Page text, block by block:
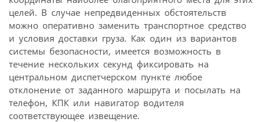
целей. В случае непредвиденных обстоятельств
можно оперативно заменить транспортное средство
и условия доставки груза. Как один из вариантов
системы безопасности, имеется возможность в
течение нескольких секунд фиксировать на
центральном диспетчерском пункте любое
отклонение от заданного маршрута и посылать на
телефон, КПК или навигатор водителя
соответствующее извещение.